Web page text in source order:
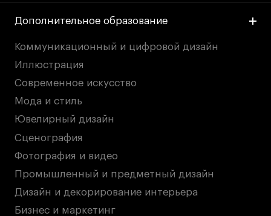
Дополнительное образование
Коммуникационный и цифровой дизайн
Иллюстрация
Современное искусство
Мода и стиль
Ювелирный дизайн
Сценография
Фотография и видео
Промышленный и предметный дизайн
Дизайн и декорирование интерьера
Бизнес и маркетинг